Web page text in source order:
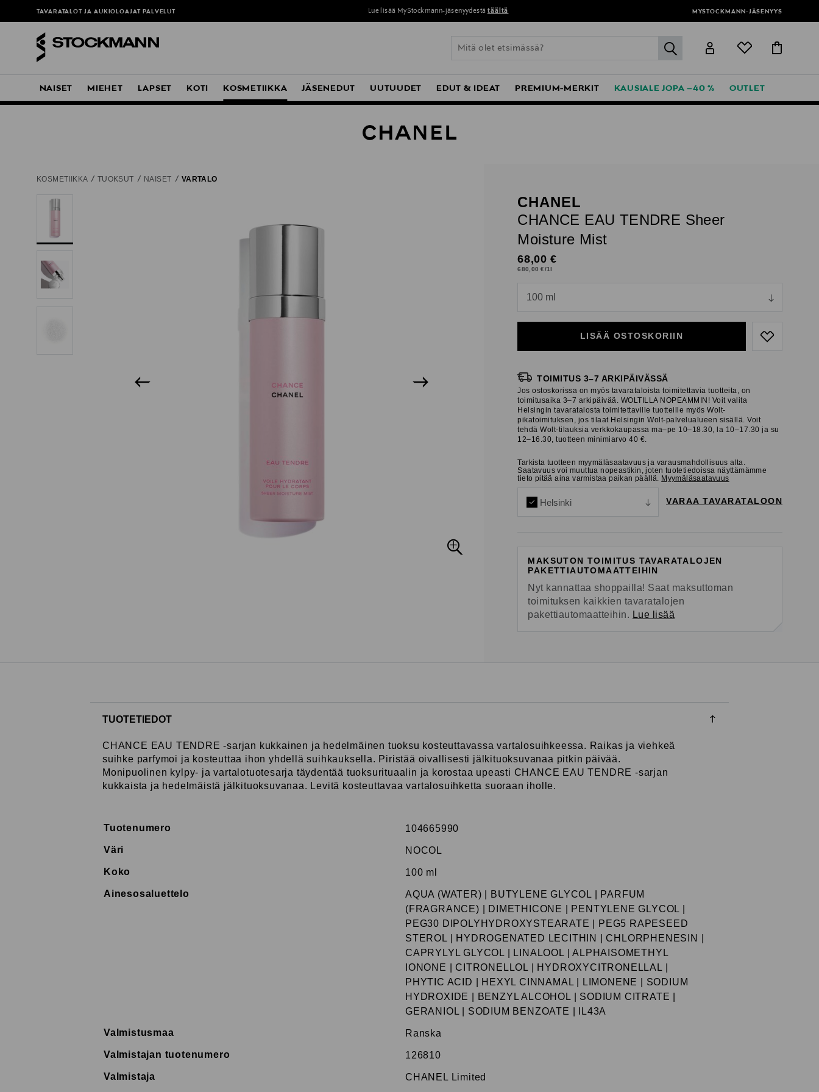
TAVARATALOT JA AUKIOLOAJAT PALVELUT Lue lisää MyStockmann-jäsenyydestä täältä MYSTOCKMANN-JÄSENYYS
label.header.go
NAISET MIEHET LAPSET KOTI KOSMETIIKKA JÄSENEDUT UUTUUDET EDUT & IDEAT PREMIUM-MERKIT KAUSIALE JOPA –40 % OUTLET
KOSMETIIKKA TUOKSUT NAISET VARTALO
CHANEL
CHANCE EAU TENDRE Sheer
Moisture Mist
Original Price
68,00 €
680,00 €/1l
100 ml
LISÄÄ OSTOSKORIIN
null
TOIMITUS 3–7 ARKIPÄIVÄSSÄ
Jos ostoskorissa on myös tavarataloista toimitettavia tuotteita, on
toimitusaika 3–7 arkipäivää. WOLTILLA NOPEAMMIN! Voit valita
Helsingin tavaratalosta toimitettaville tuotteille myös Wolt-
pikatoimituksen, jos tilaat Helsingin Wolt-palvelualueen sisällä. Voit
tehdä Wolt-tilauksia verkkokaupassa ma–pe 10–18.30, la 10–17.30 ja su
12–16.30, tuotteen minimiarvo 40 €.
Tarkista tuotteen myymäläsaatavuus ja varausmahdollisuus alta.
Saatavuus voi muuttua nopeastikin, joten tuotetiedoissa näyttämämme
tieto pitää aina varmistaa paikan päällä. Myymäläsaatavuus
Helsinki VARAA TAVARATALOON
MAKSUTON TOIMITUS TAVARATALOJEN
PAKETTIAUTOMAATTEIHIN
Nyt kannattaa shoppailla! Saat maksuttoman
toimituksen kaikkien tavaratalojen
pakettiautomaatteihin. Lue lisää
TUOTETIEDOT
CHANCE EAU TENDRE -sarjan kukkainen ja hedelmäinen tuoksu kosteuttavassa vartalosuihkeessa. Raikas ja viehkeä
suihke parfymoi ja kosteuttaa ihon yhdellä suihkauksella. Piristää oivallisesti jälkituoksuvanaa pitkin päivää.
Monipuolinen kylpy- ja vartalotuotesarja täydentää tuoksurituaalin ja korostaa upeasti CHANCE EAU TENDRE -sarjan
kukkaista ja hedelmäistä jälkituoksuvanaa. Levitä kosteuttavaa vartalosuihketta suoraan iholle.
Tuotenumero 104665990
Väri NOCOL
Koko 100 ml
Ainesosaluettelo
AQUA (WATER) | BUTYLENE GLYCOL | PARFUM
(FRAGRANCE) | DIMETHICONE | PENTYLENE GLYCOL |
PEG30 DIPOLYHYDROXYSTEARATE | PEG5 RAPESEED
STEROL | HYDROGENATED LECITHIN | CHLORPHENESIN |
CAPRYLYL GLYCOL | LINALOOL | ALPHAISOMETHYL
IONONE | CITRONELLOL | HYDROXYCITRONELLAL |
PHYTIC ACID | HEXYL CINNAMAL | LIMONENE | SODIUM
HYDROXIDE | BENZYL ALCOHOL | SODIUM CITRATE |
GERANIOL | SODIUM BENZOATE | IL43A
Valmistusmaa Ranska
Valmistajan tuotenumero 126810
Valmistaja CHANEL Limited